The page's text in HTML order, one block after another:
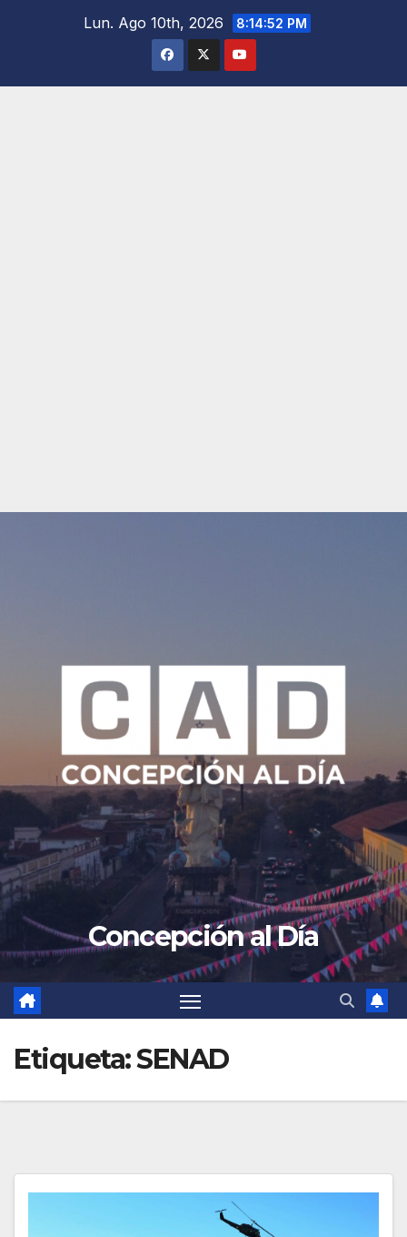
Lun. Ago 10th, 2026 8:14:53 PM
Concepción al Día
Etiqueta:SENAD